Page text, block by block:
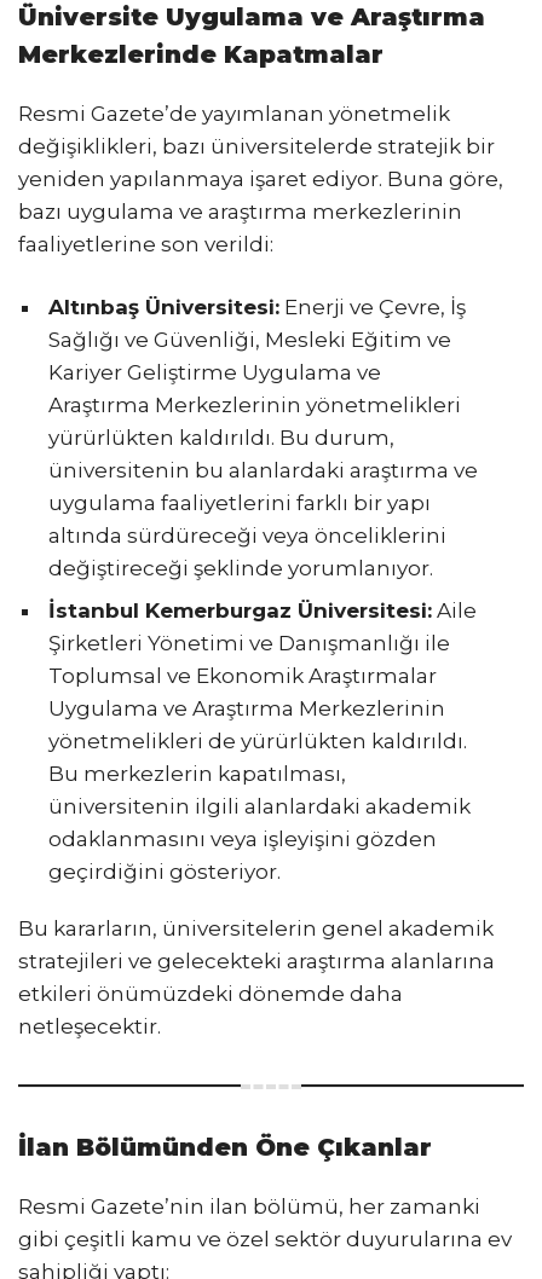
Üniversite Uygulama ve Araştırma
Merkezlerinde Kapatmalar
Resmi Gazete’de yayımlanan yönetmelik
değişiklikleri, bazı üniversitelerde stratejik bir
yeniden yapılanmaya işaret ediyor. Buna göre,
bazı uygulama ve araştırma merkezlerinin
faaliyetlerine son verildi:
Altınbaş Üniversitesi: Enerji ve Çevre, İş
Sağlığı ve Güvenliği, Mesleki Eğitim ve
Kariyer Geliştirme Uygulama ve
Araştırma Merkezlerinin yönetmelikleri
yürürlükten kaldırıldı. Bu durum,
üniversitenin bu alanlardaki araştırma ve
uygulama faaliyetlerini farklı bir yapı
altında sürdüreceği veya önceliklerini
değiştireceği şeklinde yorumlanıyor.
İstanbul Kemerburgaz Üniversitesi: Aile
Şirketleri Yönetimi ve Danışmanlığı ile
Toplumsal ve Ekonomik Araştırmalar
Uygulama ve Araştırma Merkezlerinin
yönetmelikleri de yürürlükten kaldırıldı.
Bu merkezlerin kapatılması,
üniversitenin ilgili alanlardaki akademik
odaklanmasını veya işleyişini gözden
geçirdiğini gösteriyor.
Bu kararların, üniversitelerin genel akademik
stratejileri ve gelecekteki araştırma alanlarına
etkileri önümüzdeki dönemde daha
netleşecektir.
İlan Bölümünden Öne Çıkanlar
Resmi Gazete’nin ilan bölümü, her zamanki
gibi çeşitli kamu ve özel sektör duyurularına ev
sahipliği yaptı: